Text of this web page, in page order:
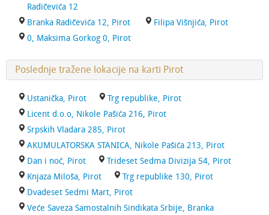
Radičevića 12
Branka Radičevića 12, Pirot
Filipa Višnjića, Pirot
0, Maksima Gorkog 0, Pirot
Poslednje tražene lokacije na karti Pirot
Ustanička, Pirot
Trg republike, Pirot
Licent d.o.o, Nikole Pašića 216, Pirot
Srpskih Vladara 285, Pirot
AKUMULATORSKA STANICA, Nikole Pašića 213, Pirot
Dan i noć, Pirot
Trideset Sedma Divizija 54, Pirot
Knjaza Miloša, Pirot
Trg republike 130, Pirot
Dvadeset Sedmi Mart, Pirot
Veće Saveza Samostalnih Sindikata Srbije, Branka